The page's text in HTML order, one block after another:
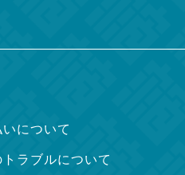
について
ラブルについて